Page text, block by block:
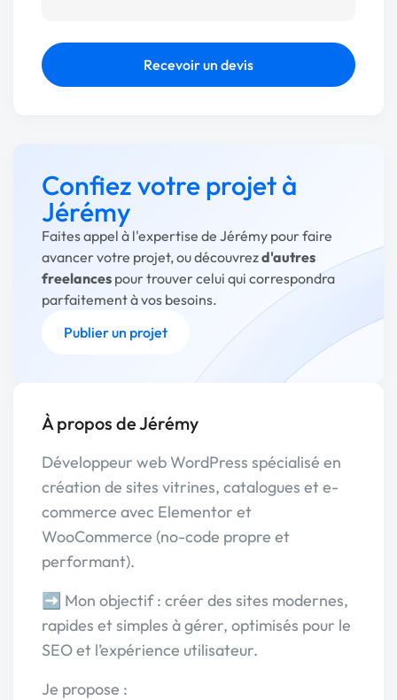
Recevoir un devis
Confiez votre projet à
Jérémy
Faites appel à l'expertise de Jérémy pour faire
avancer votre projet, ou découvrezd'autres
freelances pour trouver celui qui correspondra
parfaitement à vos besoins.
Publier un projet
À propos de Jérémy
Développeur web WordPress spécialisé en
création de sites vitrines, catalogues et e-
commerce avec Elementor et
WooCommerce (no-code propre et
performant).
➡️ Mon objectif : créer des sites modernes,
rapides et simples à gérer, optimisés pour le
SEO et l’expérience utilisateur.
Je propose :